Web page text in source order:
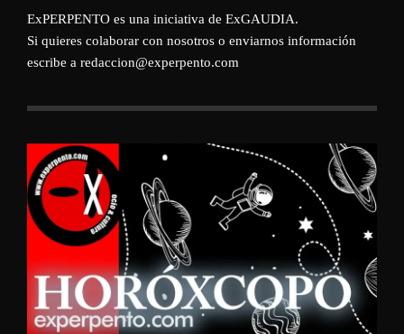
ExPERPENTO es una iniciativa de ExGAUDIA.
Si quieres colaborar con nosotros o enviarnos información
escribe a redaccion@experpento.com